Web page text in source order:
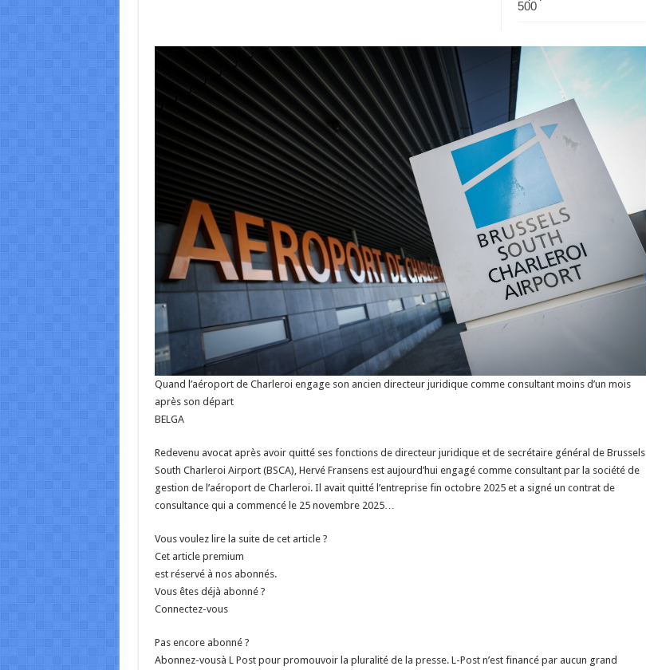
500
Quand l’aéroport de Charleroi engage son ancien directeur juridique comme consultant moins d’un mois
après son départ
BELGA
Redevenu avocat après avoir quitté ses fonctions de directeur juridique et de secrétaire général de Brussels
South Charleroi Airport (BSCA), Hervé Fransens est aujourd’hui engagé comme consultant par la société de
gestion de l’aéroport de Charleroi. Il avait quitté l’entreprise fin octobre 2025 et a signé un contrat de
consultance qui a commencé le 25 novembre 2025…
Vous voulez lire la suite de cet article ?
Cet article premium
est réservé à nos abonnés.
Vous êtes déjà abonné ?
Connectez-vous
Pas encore abonné ?
Abonnez-vousà L Post pour promouvoir la pluralité de la presse. L-Post n’est financé par aucun grand